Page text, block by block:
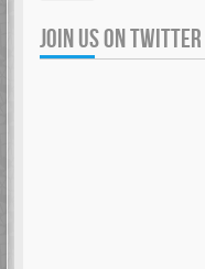
JOIN US ON TWITTER